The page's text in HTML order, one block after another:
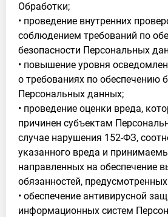
Обработки;
• проведение внутренних
соблюдением требований по
безопасности Персональных
• повышение уровня
о требованиях по обеспечению
Персональных данных;
• проведение оценки вреда,
причинен субъектам
случае нарушения 152-ФЗ,
указанного вреда и
направленных на обеспечение
обязанностей,
• обеспечение антивирусной
информационных систем